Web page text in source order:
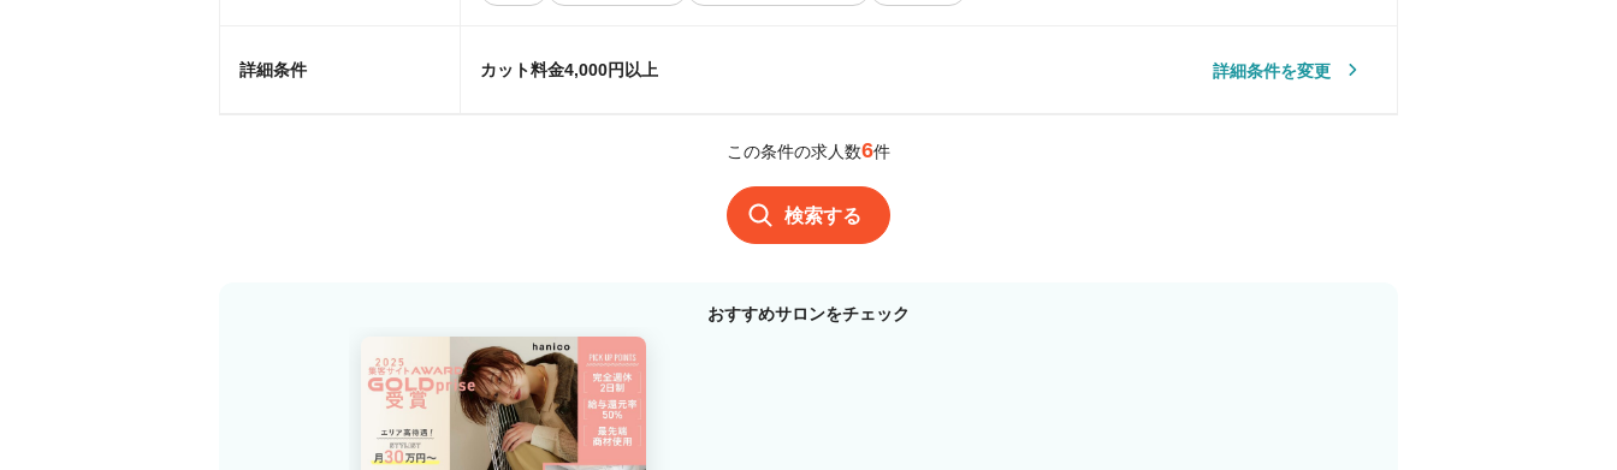
詳細条件 カット料金4,000円以上 詳細条件を変更
この条件の求人数6件
検索する
おすすめサロンをチェック